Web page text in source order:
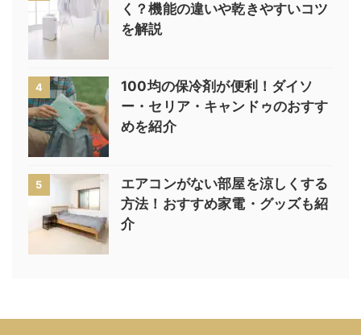
く？機能の違いや乾きやすいコツ
を解説
4
100均の保冷剤が便利！ダイソ
ー・セリア・キャンドゥのおすす
めを紹介
5
エアコンがない部屋を涼しくする
方法！おすすめ家電・グッズも紹
介